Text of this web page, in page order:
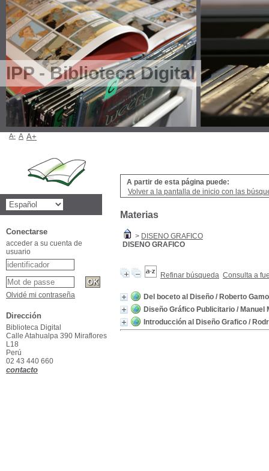
IPP - Biblioteca Digital
A partir de esta página puede:
Volver a la pantalla de inicio con las
Materias
> DISENO GRAFICO
DISENO GRAFICO
Refinar búsqueda Consulta a
Del boceto al Diseño / Roberto
Diseño Gráfico Publicitario / Manuel
Introducción al Diseño Grafico /
A- A A+
Conectarse
acceder a su cuenta de
usuario
Olvidé mi contraseña
Dirección
Biblioteca Digital
Calle Atahualpa 390 Miraflores
L18
Perú
02 43 440 660
contacto